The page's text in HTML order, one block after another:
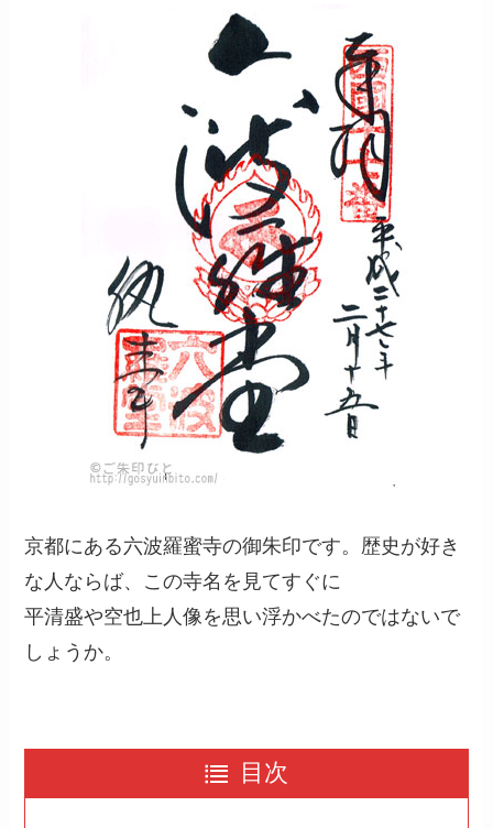
京都にある六波羅蜜寺の御朱印です。歴史が好き
な人ならば、この寺名を見てすぐに
平清盛や空也上人像を思い浮かべたのではないで
しょうか。
目次